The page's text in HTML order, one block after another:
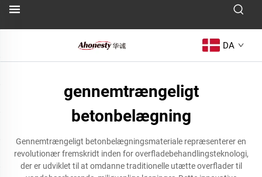
DA
gennemtrængeligt
betonbelægning
Gennemtrængeligt betonbelægningsmateriale repræsenterer en
revolutionær fremskridt inden for overfladebehandlingsteknologi,
der er udviklet til at omdanne traditionelle utætte overflader til